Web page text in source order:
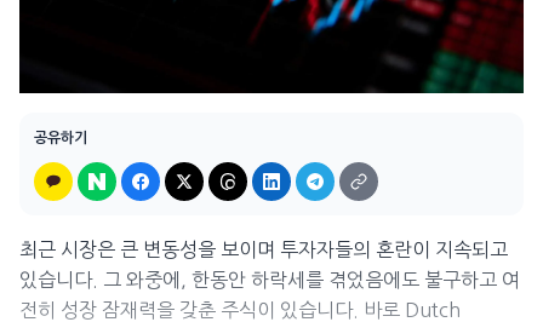
공유하기
최근 시장은 큰 변동성을 보이며 투자자들의 혼란이 지속되고
있습니다. 그 와중에, 한동안 하락세를 겪었음에도 불구하고 여
전히 성장 잠재력을 갖춘 주식이 있습니다. 바로 Dutch